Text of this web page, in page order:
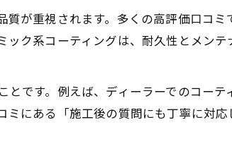
析
は
選び
が重視されます。多くの高評価口コミ
ク系コーティングは、耐久性とメンテ
です。例えば、ディーラーでのコーテ
にある「施工後の質問にも丁寧に対応